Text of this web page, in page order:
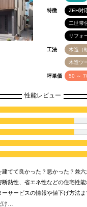
特徴 ZEH対
二世帯
リフォ
工法 木造（
木造ツ
坪単価 50 ～
性能レビュー
てて良かった？悪かった？兼
熱性、省エネ性などの住宅性
ーサービスの情報や値下げ方法
け…